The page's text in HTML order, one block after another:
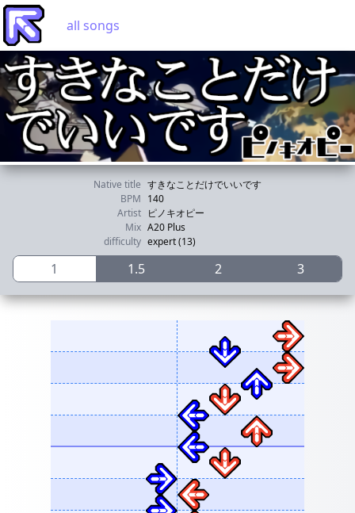
all songs
Native title すきなことだけでいいです
BPM 140
Artist ピノキオピー
Mix A20 Plus
difficulty expert (13)
1 1.5 2 3